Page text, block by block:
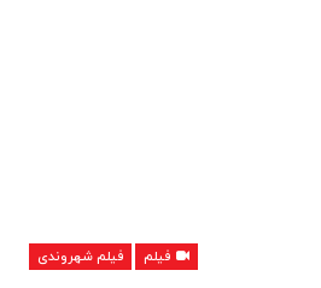
فیلم فیلم شهروندی